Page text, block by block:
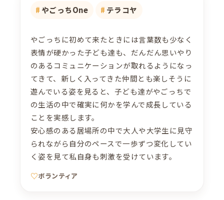
やごっちOne テラコヤ
やごっちに初めて来たときには言葉数も少なく
表情が硬かった子ども達も、だんだん思いやり
のあるコミュニケーションが取れるようになっ
てきて、新しく入ってきた仲間とも楽しそうに
遊んでいる姿を見ると、子ども達がやごっちで
の生活の中で確実に何かを学んで成長している
ことを実感します。
安心感のある居場所の中で大人や大学生に見守
られながら自分のペースで一歩ずつ変化してい
く姿を見て私自身も刺激を受けています。
ボランティア